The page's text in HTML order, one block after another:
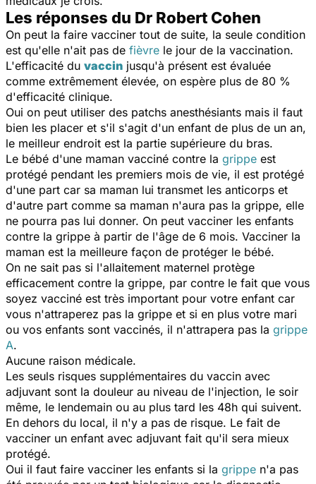
Les réponses du Dr Robert Cohen
On peut la faire vacciner tout de suite, la seule condition
est qu'elle n'ait pas de fièvre le jour de la vaccination.
L'efficacité du vaccin jusqu'à présent est évaluée
comme extrêmement élevée, on espère plus de 80 %
d'efficacité clinique.
Oui on peut utiliser des patchs anesthésiants mais il faut
bien les placer et s'il s'agit d'un enfant de plus de un an,
le meilleur endroit est la partie supérieure du bras.
Le bébé d'une maman vacciné contre la grippe est
protégé pendant les premiers mois de vie, il est protégé
d'une part car sa maman lui transmet les anticorps et
d'autre part comme sa maman n'aura pas la grippe, elle
ne pourra pas lui donner. On peut vacciner les enfants
contre la grippe à partir de l'âge de 6 mois. Vacciner la
maman est la meilleure façon de protéger le bébé.
On ne sait pas si l'allaitement maternel protège
efficacement contre la grippe, par contre le fait que vous
soyez vacciné est très important pour votre enfant car
vous n'attraperez pas la grippe et si en plus votre mari
ou vos enfants sont vaccinés, il n'attrapera pas la grippe
A.
Aucune raison médicale.
Les seuls risques supplémentaires du vaccin avec
adjuvant sont la douleur au niveau de l'injection, le soir
même, le lendemain ou au plus tard les 48h qui suivent.
En dehors du local, il n'y a pas de risque. Le fait de
vacciner un enfant avec adjuvant fait qu'il sera mieux
protégé.
Oui il faut faire vacciner les enfants si la grippe n'a pas